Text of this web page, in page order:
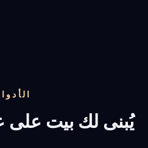
يُبنى لك بيت على